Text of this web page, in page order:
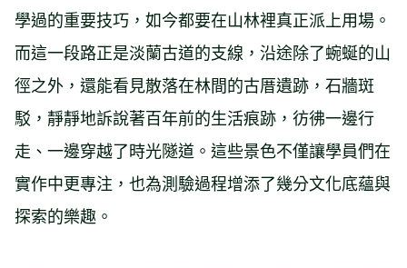
學過的重要技巧，如今都要在山林裡真正派上用場。
而這一段路正是淡蘭古道的支線，沿途除了蜿蜒的山
徑之外，還能看見散落在林間的古厝遺跡，石牆斑
駁，靜靜地訴說著百年前的生活痕跡，彷彿一邊行
走、一邊穿越了時光隧道。這些景色不僅讓學員們在
實作中更專注，也為測驗過程增添了幾分文化底蘊與
探索的樂趣。